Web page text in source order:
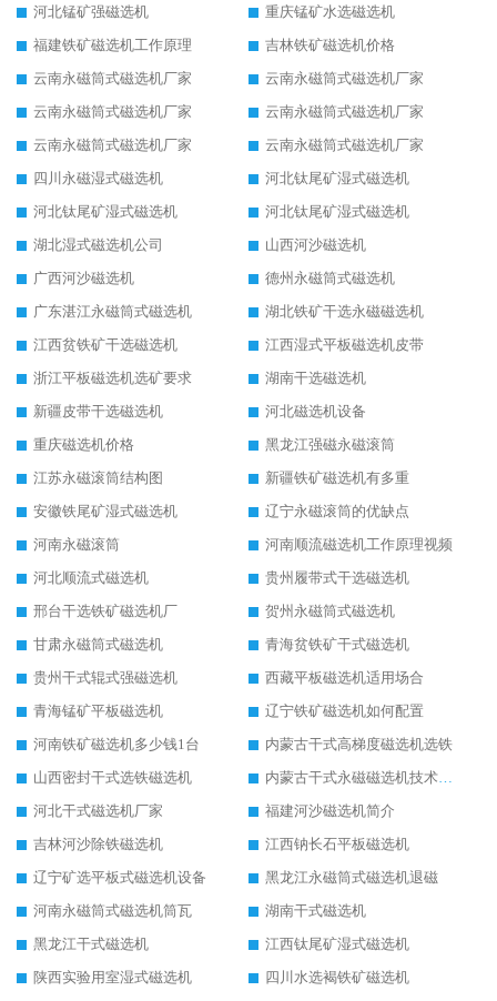
河北锰矿强磁选机
重庆锰矿水选磁选机
福建铁矿磁选机工作原理
吉林铁矿磁选机价格
云南永磁筒式磁选机厂家
云南永磁筒式磁选机厂家
云南永磁筒式磁选机厂家
云南永磁筒式磁选机厂家
云南永磁筒式磁选机厂家
云南永磁筒式磁选机厂家
四川永磁湿式磁选机
河北钛尾矿湿式磁选机
河北钛尾矿湿式磁选机
河北钛尾矿湿式磁选机
湖北湿式磁选机公司
山西河沙磁选机
广西河沙磁选机
德州永磁筒式磁选机
广东湛江永磁筒式磁选机
湖北铁矿干选永磁磁选机
江西贫铁矿干选磁选机
江西湿式平板磁选机皮带
浙江平板磁选机选矿要求
湖南干选磁选机
新疆皮带干选磁选机
河北磁选机设备
重庆磁选机价格
黑龙江强磁永磁滚筒
江苏永磁滚筒结构图
新疆铁矿磁选机有多重
安徽铁尾矿湿式磁选机
辽宁永磁滚筒的优缺点
河南永磁滚筒
河南顺流磁选机工作原理视频
河北顺流式磁选机
贵州履带式干选磁选机
邢台干选铁矿磁选机厂
贺州永磁筒式磁选机
甘肃永磁筒式磁选机
青海贫铁矿干式磁选机
贵州干式辊式强磁选机
西藏平板磁选机适用场合
青海锰矿平板磁选机
辽宁铁矿磁选机如何配置
河南铁矿磁选机多少钱1台
内蒙古干式高梯度磁选机选铁
山西密封干式选铁磁选机
内蒙古干式永磁磁选机技术要求
河北干式磁选机厂家
福建河沙磁选机简介
吉林河沙除铁磁选机
江西钠长石平板磁选机
辽宁矿选平板式磁选机设备
黑龙江永磁筒式磁选机退磁
河南永磁筒式磁选机筒瓦
湖南干式磁选机
黑龙江干式磁选机
江西钛尾矿湿式磁选机
陕西实验用室湿式磁选机
四川水选褐铁矿磁选机